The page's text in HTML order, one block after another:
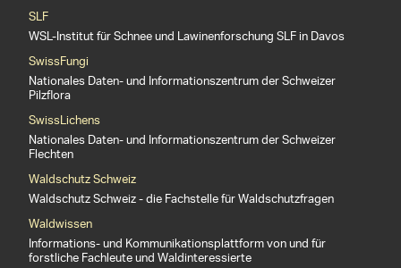
SLF
WSL-Institut für Schnee und Lawinenforschung SLF in Davos
SwissFungi
Nationales Daten- und Informationszentrum der Schweizer
Pilzflora
SwissLichens
Nationales Daten- und Informationszentrum der Schweizer
Flechten
Waldschutz Schweiz
Waldschutz Schweiz - die Fachstelle für Waldschutzfragen
Waldwissen
Informations- und Kommunikationsplattform von und für
forstliche Fachleute und Waldinteressierte